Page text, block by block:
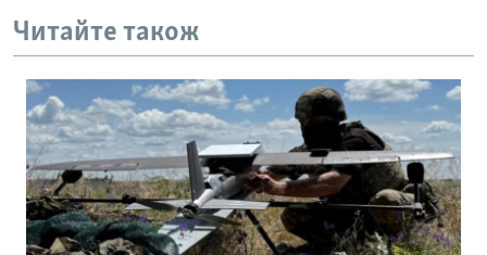
Читайте також